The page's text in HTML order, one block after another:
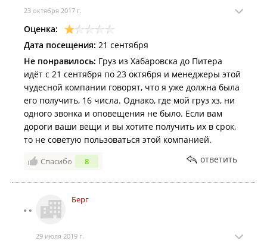
организован процесс приемки груза
- дяденьку приемщика замените на более
клиентоориентированный персонал
- упростите приемку. Это должно занимать 5 минут.
Подсмотрите у других как это делать.
-ТТН без номера. Как отследить и узнать. Непонятно
23 октября 2017 г.
Оценка:
Дата посещения: 21 сентября
Не понравилось: Груз из Хабаровска до Питера
идёт с 21 сентября по 23 октября и менеджеры этой
чудесной компании говорят, что я уже должна была
его получить, 16 числа. Однако, где мой груз хз, ни
одного звонка и оповещения не было. Если вам
дороги ваши вещи и вы хотите получить их в срок,
то не советую пользоваться этой компанией.
Спасибо 8 ответить
Берг
29 июля 2019 г.